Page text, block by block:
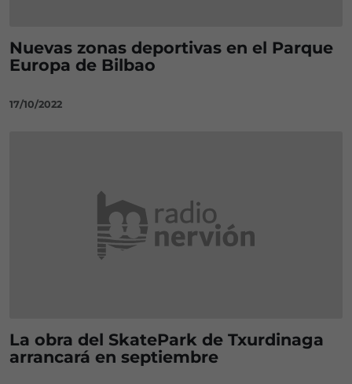
Nuevas zonas deportivas en el Parque
Europa de Bilbao
17/10/2022
La obra del SkatePark de Txurdinaga
arrancará en septiembre